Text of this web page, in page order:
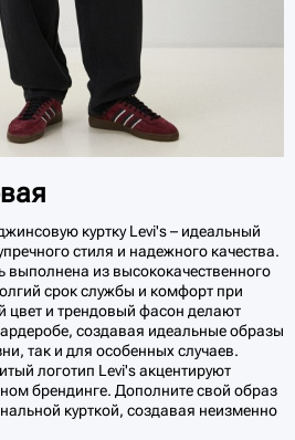
куртку Levi's – идеальный
стиля и надежного качества.
выполнена из высококачественного
срок службы и комфорт при
цвет и трендовый фасон делают
создавая идеальные образы
так и для особенных случаев.
логотип Levi's акцентируют
брендинге. Дополните свой образ
курткой, создавая неизменно